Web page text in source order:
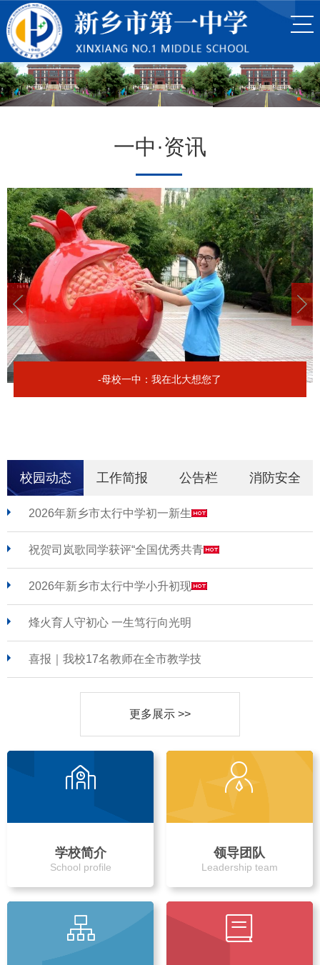
一中·资讯
-母校一中：我在北大想您了
校园动态 工作简报 公告栏 消防安全
2026年新乡市太行中学初一新生
祝贺司岚歌同学获评“全国优秀共青
2026年新乡市太行中学小升初现
烽火育人守初心 一生笃行向光明
喜报｜我校17名教师在全市教学技
更多展示 >>
学校简介
School profile
领导团队
Leadership team